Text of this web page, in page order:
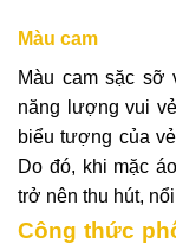
Màu cam
Màu cam sặc
năng lượng vui
biểu tượng của
Do đó, khi mặc
trở nên thu hút,
Công thức